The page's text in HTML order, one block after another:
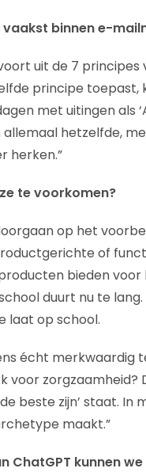
vaakst binnen e-
uit de 7
principe
met uitingen als
allemaal hetzelfde,
herken.”
te voorkomen?
op het
of
bieden
duurt nu te
laat op school.
écht merkwaardig
voor
beste zijn’ staat.
maakt.”
ChatGPT kunnen